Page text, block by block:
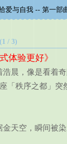
爱与自我 -- 第一部
/ 3)
体验更好》
晨，像是看着奇
「秩序之都」突
天空，瞬间被染